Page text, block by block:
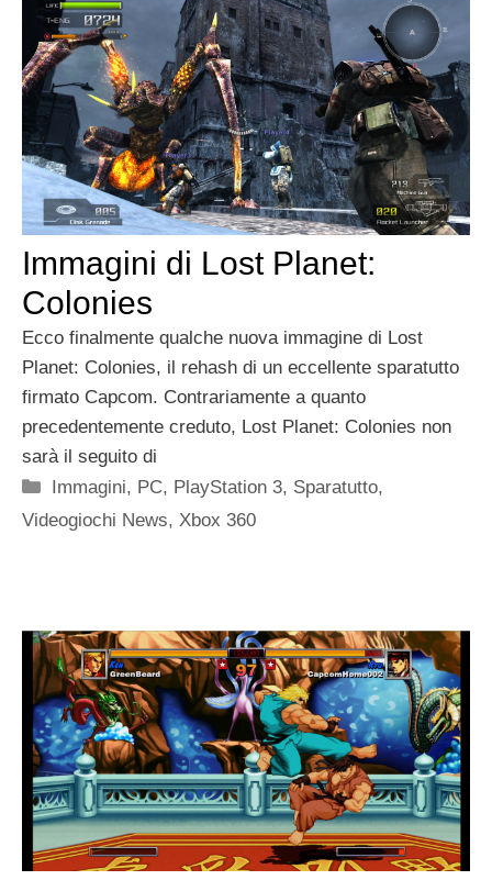
Immagini di Lost Planet:
Colonies
Ecco finalmente qualche nuova immagine di Lost
Planet: Colonies, il rehash di un eccellente sparatutto
firmato Capcom. Contrariamente a quanto
precedentemente creduto, Lost Planet: Colonies non
sarà il seguito di
Categorie
Immagini, PC, PlayStation 3, Sparatutto,
Videogiochi News, Xbox 360